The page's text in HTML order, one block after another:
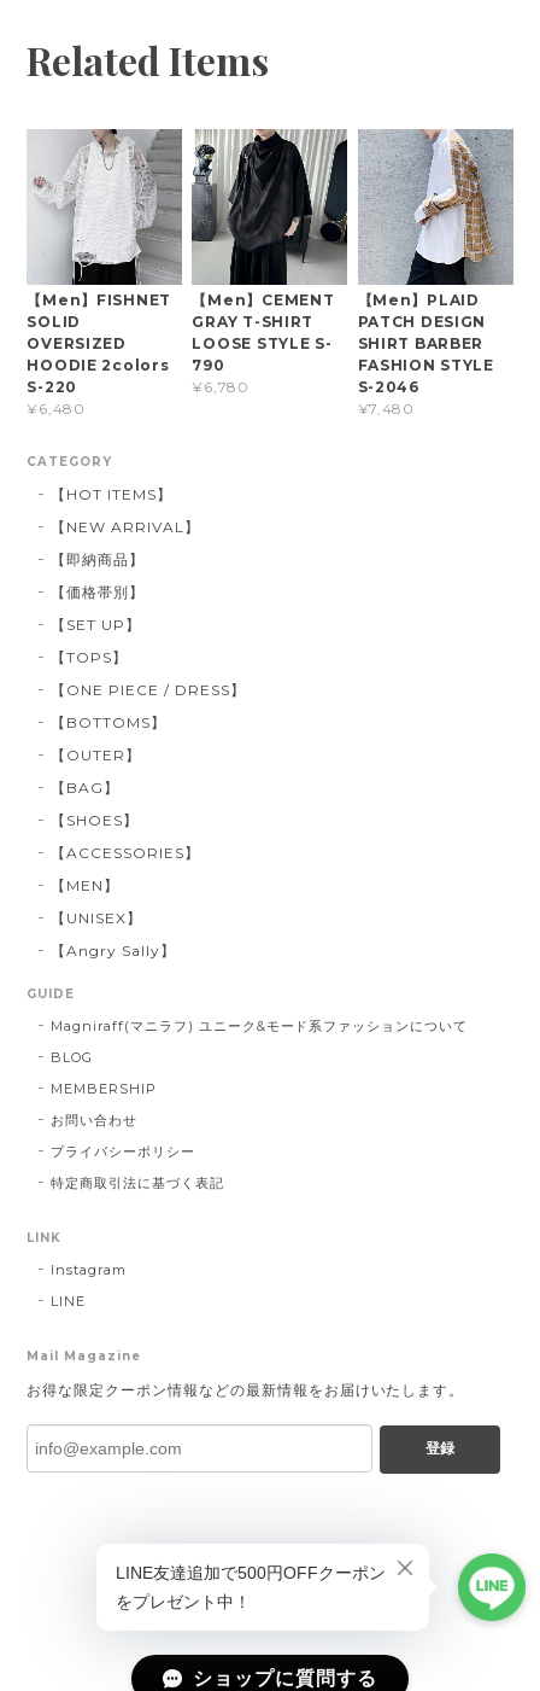
Related Items
【Men】FISHNET
SOLID
OVERSIZED
HOODIE 2colors
S-220
¥6,480
【Men】CEMENT
GRAY T-SHIRT
LOOSE STYLE S-
790
¥6,780
【Men】PLAID
PATCH DESIGN
SHIRT BARBER
FASHION STYLE
S-2046
¥7,480
CATEGORY
【HOT ITEMS】
【NEW ARRIVAL】
【即納商品】
【価格帯別】
【SET UP】
【TOPS】
【ONE PIECE / DRESS】
【BOTTOMS】
【OUTER】
【BAG】
【SHOES】
【ACCESSORIES】
【MEN】
【UNISEX】
【Angry Sally】
GUIDE
Magniraff(マニラフ) ユニーク&モード系ファッションについて
BLOG
MEMBERSHIP
お問い合わせ
プライバシーポリシー
特定商取引法に基づく表記
LINK
Instagram
LINE
Mail Magazine
お得な限定クーポン情報などの最新情報をお届けいたします。
登録
ショップに質問する